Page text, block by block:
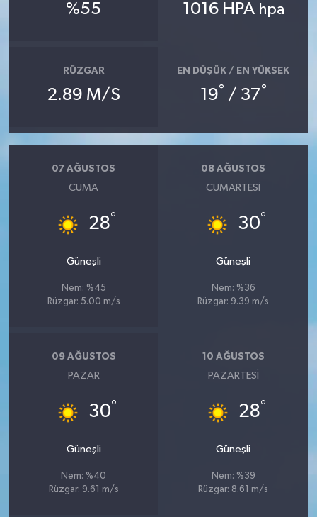
%55 1016 HPA hpa
RÜZGAR
2.89 M/S
EN DÜŞÜK / EN YÜKSEK
19° / 37°
07 AĞUSTOS
CUMA
28°
Güneşli
Nem: %45
Rüzgar: 5.00 m/s
08 AĞUSTOS
CUMARTESI
30°
Güneşli
Nem: %36
Rüzgar: 9.39 m/s
09 AĞUSTOS
PAZAR
30°
Güneşli
Nem: %40
Rüzgar: 9.61 m/s
10 AĞUSTOS
PAZARTESI
28°
Güneşli
Nem: %39
Rüzgar: 8.61 m/s